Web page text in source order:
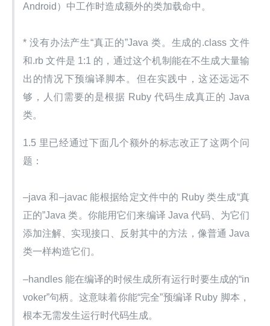
Android）中工作时造成额外的类加载命中。
* 没有办法产生“真正的”Java 类。生成的.class 文件
和.rb 文件是 1:1 的，通过这个机制能在不生成大量输
出的情况下预编译脚本。但在实践中，这还远远不
够，人们需要的是根据 Ruby 代码生成真正的 Java
类。
1.5 里已经通过下面几个额外的标志改正了这两个问
题：
–java 和–javac 能根据给定文件中的 Ruby 类生成“真
正的”Java 类。你能用它们来编译 Java 代码、为它们
添加注解、实现接口、反射其中的方法，像普通 Java
类一样构造它们。
–handles 能在编译的时候生成所有运行时要生成的“in
voker”句柄。这意味着你能“完全”预编译 Ruby 脚本，
根本无需发生运行时代码生成。